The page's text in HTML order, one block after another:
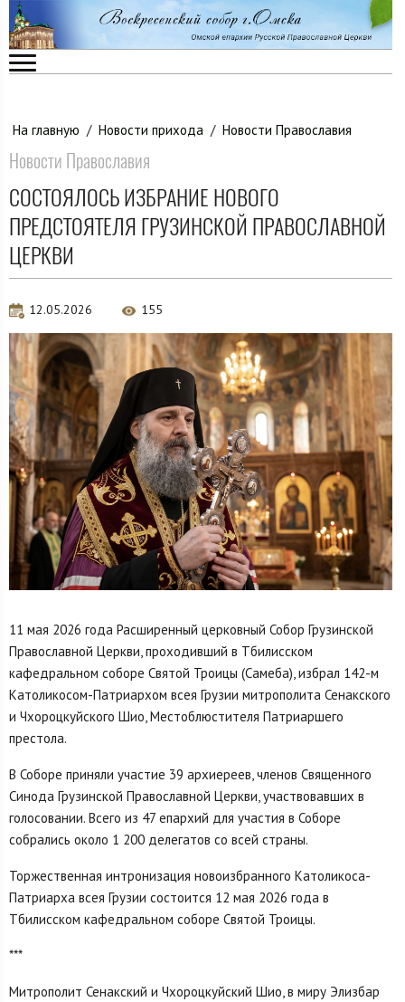
На главную / Новости прихода / Новости Православия
Новости Православия
СОСТОЯЛОСЬ ИЗБРАНИЕ НОВОГО
ПРЕДСТОЯТЕЛЯ ГРУЗИНСКОЙ ПРАВОСЛАВНОЙ
ЦЕРКВИ
12.05.2026 155
11 мая 2026 года Расширенный церковный Собор Грузинской
Православной Церкви, проходивший в Тбилисском
кафедральном соборе Святой Троицы (Самеба), избрал 142-м
Католикосом-Патриархом всея Грузии митрополита Сенакского
и Чхороцкуйского Шио, Местоблюстителя Патриаршего
престола.
В Соборе приняли участие 39 архиереев, членов Священного
Синода Грузинской Православной Церкви, участвовавших в
голосовании. Всего из 47 епархий для участия в Соборе
собрались около 1 200 делегатов со всей страны.
Торжественная интронизация новоизбранного Католикоса-
Патриарха всея Грузии состоится 12 мая 2026 года в
Тбилисском кафедральном соборе Святой Троицы.
***
Митрополит Сенакский и Чхороцкуйский Шио, в миру Элизбар